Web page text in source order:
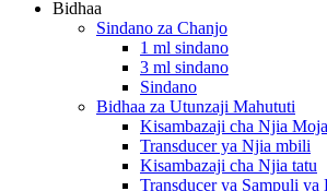
Bidhaa
Sindano za Chanjo
1 ml sindano
3 ml sindano
Sindano
Bidhaa za Utunzaji Mahututi
Kisambazaji cha Njia Moja
Transducer ya Njia mbili
Kisambazaji cha Njia tatu
Transducer ya Sampuli ya